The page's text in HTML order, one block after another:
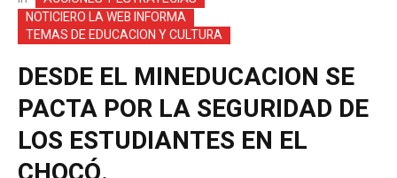
NOTICIERO LA WEB INFORMA
TEMAS DE EDUCACION Y CULTURA
DESDE EL MINEDUCACION SE
PACTA POR LA SEGURIDAD DE
LOS ESTUDIANTES EN EL